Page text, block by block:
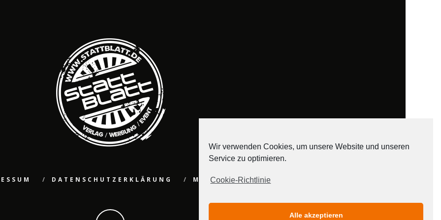
DATENSCHUTZERKLÄRUNG MEDIADATEN
Wir verwenden Cookies, um unsere Website und unseren
Service zu optimieren.
Cookie-Richtlinie
Alle akzeptieren